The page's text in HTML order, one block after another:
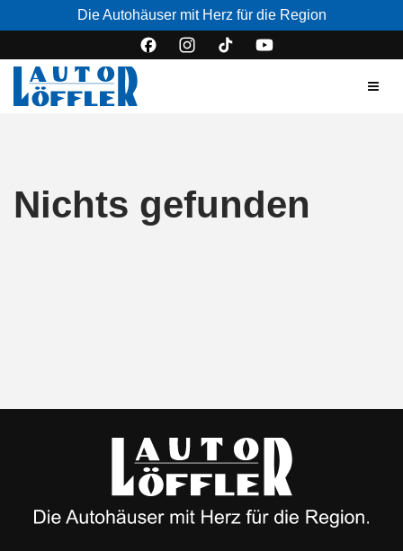
Die Autohäuser mit Herz für die Region
Nichts gefunden